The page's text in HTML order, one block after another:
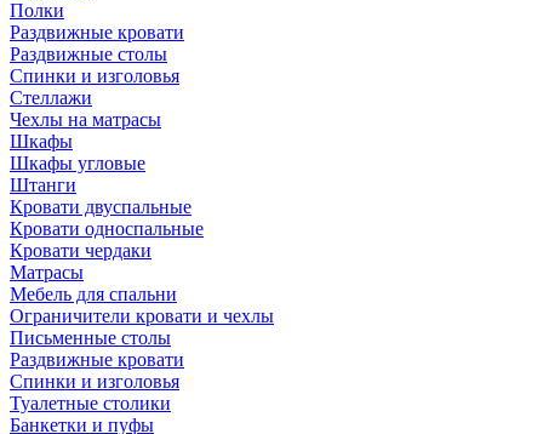
Полки
Раздвижные кровати
Раздвижные столы
Спинки и изголовья
Стеллажи
Чехлы на матрасы
Шкафы
Шкафы угловые
Штанги
Кровати двуспальные
Кровати односпальные
Кровати чердаки
Матрасы
Мебель для спальни
Ограничители кровати и чехлы
Письменные столы
Раздвижные кровати
Спинки и изголовья
Туалетные столики
Банкетки и пуфы